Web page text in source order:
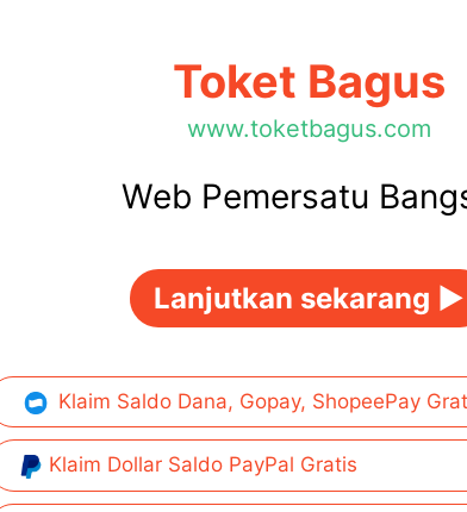
Toket Bagus
www.toketbagus.com
Web Pemersatu
Lanjutkan sekarang ►
Klaim Saldo Dana, Gopay, ShopeePay
Klaim Dollar Saldo PayPal Gratis